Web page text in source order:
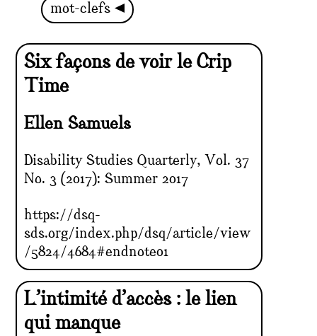
mot-clefs
Six façons de voir le Crip
Time
Ellen Samuels
Disability Studies Quarterly, Vol. 37
No. 3 (2017): Summer 2017
https://dsq-
sds.org/index.php/dsq/article/view
/5824/4684#endnote01
L’intimité d’accès : le lien
qui manque